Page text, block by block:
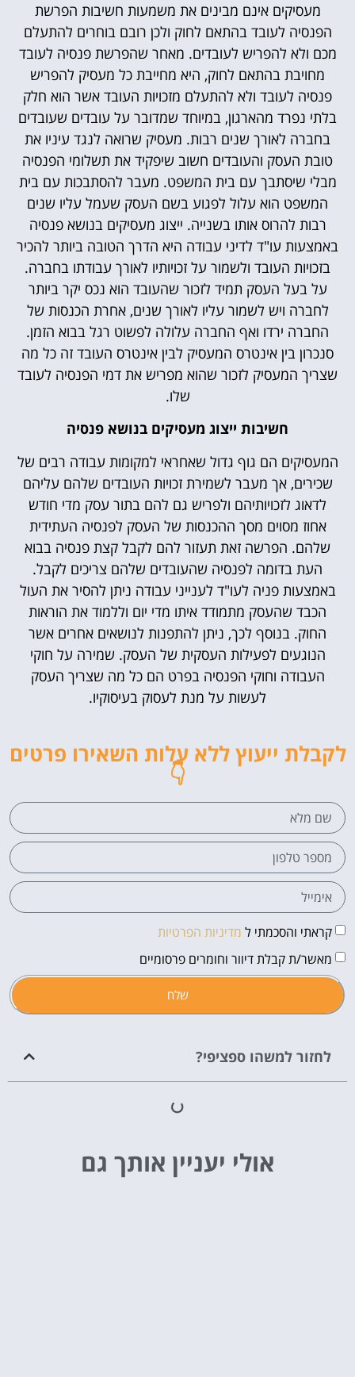
מעסיקים אינם מבינים את משמעות חשיבות הפרשת
הפנסיה לעובד בהתאם לחוק ולכן רובם בוחרים להתעלם
מכם ולא להפריש לעובדים. מאחר שהפרשת פנסיה לעובד
מחויבת בהתאם לחוק, היא מחייבת כל מעסיק להפריש
פנסיה לעובד ולא להתעלם מזכויות העובד אשר הוא חלק
בלתי נפרד מהארגון, במיוחד שמדובר על עובדים שעובדים
בחברה לאורך שנים רבות. מעסיק שרואה לנגד עיניו את
טובת העסק והעובדים חשוב שיפקיד את תשלומי הפנסיה
מבלי שיסתבך עם בית המשפט. מעבר להסתבכות עם בית
המשפט הוא עלול לפגוע בשם העסק שעמל עליו שנים
רבות להרוס אותו בשנייה. ייצוג מעסיקים בנושא פנסיה
באמצעות עו"ד לדיני עבודה היא הדרך הטובה ביותר להכיר
בזכויות העובד ולשמור על זכויותיו לאורך עבודתו בחברה.
על בעל העסק תמיד לזכור שהעובד הוא נכס יקר ביותר
לחברה ויש לשמור עליו לאורך שנים, אחרת הכנסות של
החברה ירדו ואף החברה עלולה לפשוט רגל בבוא הזמן.
סנכרון בין אינטרס המעסיק לבין אינטרס העובד זה כל מה
שצריך המעסיק לזכור שהוא מפריש את דמי הפנסיה לעובד
שלו.
חשיבות ייצוג מעסיקים בנושא פנסיה
המעסיקים הם גוף גדול שאחראי למקומות עבודה רבים של
שכירים, אך מעבר לשמירת זכויות העובדים שלהם עליהם
לדאוג לזכויותיהם ולפריש גם להם בתור עסק מדי חודש
אחוז מסוים מסך ההכנסות של העסק לפנסיה העתידית
שלהם. הפרשה זאת תעזור להם לקבל קצת פנסיה בבוא
העת בדומה לפנסיה שהעובדים שלהם צריכים לקבל.
באמצעות פניה לעו"ד לענייני עבודה ניתן להסיר את העול
הכבד שהעסק מתמודד איתו מדי יום וללמוד את הוראות
החוק. בנוסף לכך, ניתן להתפנות לנושאים אחרים אשר
הנוגעים לפעילות העסקית של העסק. שמירה על חוקי
העבודה וחוקי הפנסיה בפרט הם כל מה שצריך העסק
לעשות על מנת לעסוק בעיסוקיו.
לקבלת ייעוץ ללא עלות השאירו פרטים
👇
קראתי והסכמתי ל מדיניות הפרטיות
מאשר/ת קבלת דיוור וחומרים פרסומיים
שלח
לחזור למשהו ספציפי?
אולי יעניין אותך גם